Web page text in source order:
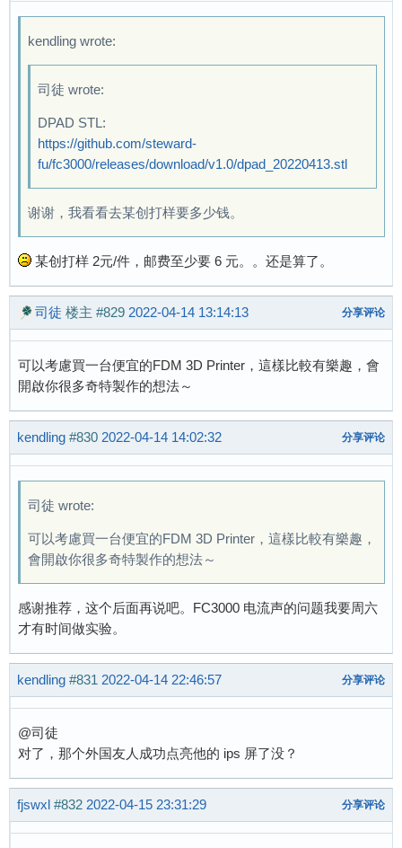
kendling wrote:
司徒 wrote:
DPAD STL:
https://github.com/steward-
fu/fc3000/releases/download/v1.0/dpad_20220413.stl
谢谢，我看看去某创打样要多少钱。
某创打样 2元/件，邮费至少要 6 元。。还是算了。
司徒 楼主 #829 2022-04-14 13:14:13 分享评论
可以考慮買一台便宜的FDM 3D Printer，這樣比較有樂趣，會
開啟你很多奇特製作的想法～
kendling #830 2022-04-14 14:02:32 分享评论
司徒 wrote:
可以考慮買一台便宜的FDM 3D Printer，這樣比較有樂趣，
會開啟你很多奇特製作的想法～
感谢推荐，这个后面再说吧。FC3000 电流声的问题我要周六
才有时间做实验。
kendling #831 2022-04-14 22:46:57 分享评论
@司徒
对了，那个外国友人成功点亮他的 ips 屏了没？
fjswxl #832 2022-04-15 23:31:29 分享评论